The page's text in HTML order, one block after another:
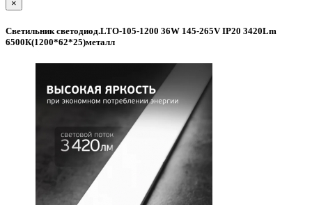
×
Светильник светодиод.LTO-105-1200 36W 145-265V IP20 3420Lm
6500К(1200*62*25)металл